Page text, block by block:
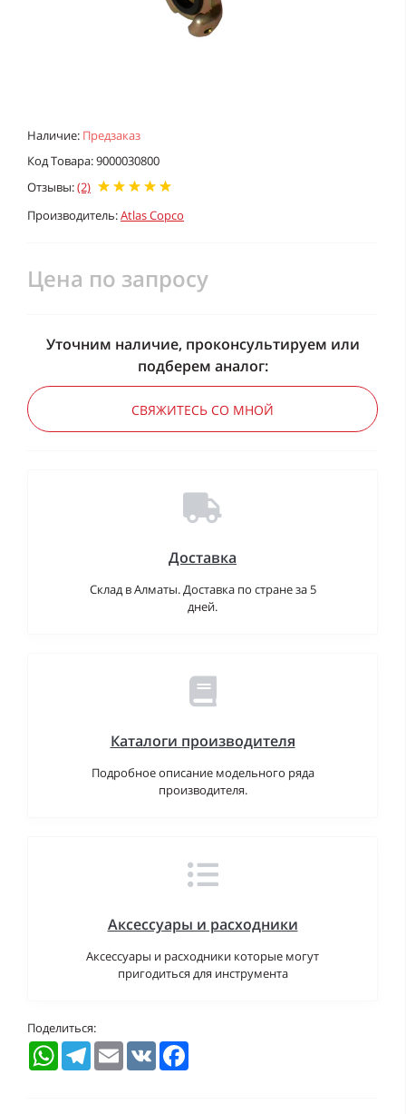
Наличие: Предзаказ
Код Товара: 9000030800
Отзывы:(2)
Производитель:Atlas Copco
Цена по запросу
Уточним наличие, проконсультируем или
подберем аналог:
СВЯЖИТЕСЬ СО МНОЙ
Доставка
Склад в Алматы. Доставка по стране за 5
дней.
Каталоги производителя
Подробное описание модельного ряда
производителя.
Аксессуары и расходники
Аксессуары и расходники которые могут
пригодиться для инструмента
Поделиться:
WhatsAppTelegramEmail VK